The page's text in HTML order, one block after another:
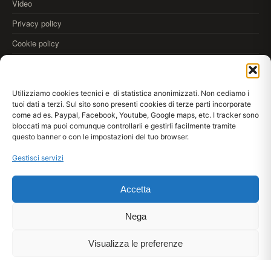
Utilizziamo cookies tecnici e di statistica anonimizzati. Non cediamo i
tuoi dati a terzi. Sul sito sono presenti cookies di terze parti incorporate
come ad es. Paypal, Facebook, Youtube, Google maps, etc. I tracker sono
bloccati ma puoi comunque controllarli e gestirli facilmente tramite
questo banner o con le impostazioni del tuo browser.
Gestisci servizi
Accetta
Nega
Visualizza le preferenze
Video
Privacy policy
Cookie policy
OLTRE
35.000
REALIZZAZIONI
ScaricaKromax AppDrawanteprima colori alle pareti
App Store
© 2026 Kromax® srl · Via Meucci 33/35, 80020 Casavatore (NA) IT · P.IVA
IT03953961210
Lun–Ven 08:30–13:30 / 14:30–17:30